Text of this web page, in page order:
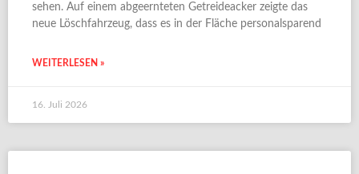
sehen. Auf einem abgeernteten Getreideacker zeigte das
neue Löschfahrzeug, dass es in der Fläche personalsparend
WEITERLESEN »
16. Juli 2026